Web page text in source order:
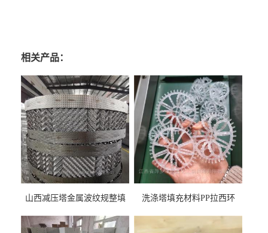
相关产品：
山西减压塔金属波纹规整填
料
洗涤塔填充材料PP拉西环